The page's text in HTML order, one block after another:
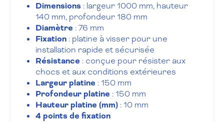
Dimensions : largeur 1000 mm, hauteur
140 mm, profondeur 180 mm
Diamètre : 76 mm
Fixation : platine à visser pour une
installation rapide et sécurisée
Résistance : conçue pour résister aux
chocs et aux conditions extérieures
Largeur platine : 150 mm
Profondeur platine : 150 mm
Hauteur platine (mm) : 10 mm
4 points de fixation